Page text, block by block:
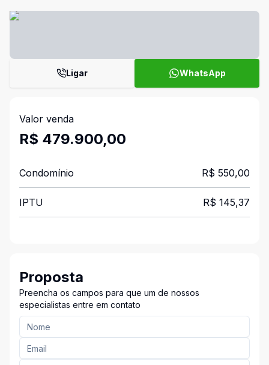
Ligar WhatsApp
Valor venda
R$ 479.900,00
Condomínio R$ 550,00
IPTU R$ 145,37
Proposta
Preencha os campos para que um de nossos
especialistas entre em contato